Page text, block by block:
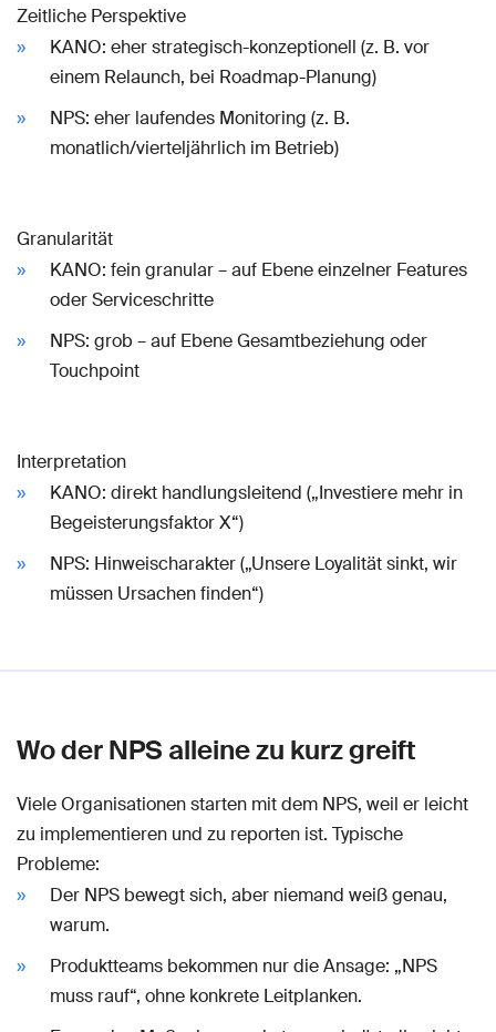
Zeitliche Perspektive
KANO: eher strategisch-konzeptionell (z. B. vor
einem Relaunch, bei Roadmap-Planung)
NPS: eher laufendes Monitoring (z. B.
monatlich/vierteljährlich im Betrieb)
Granularität
KANO: fein granular – auf Ebene einzelner Features
oder Serviceschritte
NPS: grob – auf Ebene Gesamtbeziehung oder
Touchpoint
Interpretation
KANO: direkt handlungsleitend („Investiere mehr in
Begeisterungsfaktor X“)
NPS: Hinweischarakter („Unsere Loyalität sinkt, wir
müssen Ursachen finden“)
Wo der NPS alleine zu kurz greift
Viele Organisationen starten mit dem NPS, weil er leicht
zu implementieren und zu reporten ist. Typische
Probleme:
Der NPS bewegt sich, aber niemand weiß genau,
warum.
Produktteams bekommen nur die Ansage: „NPS
muss rauf“, ohne konkrete Leitplanken.